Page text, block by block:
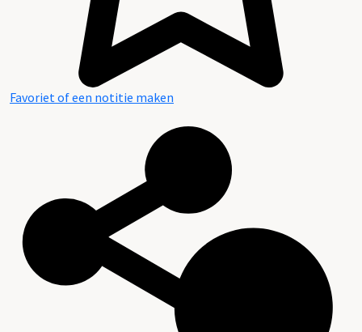
Favoriet of een notitie maken